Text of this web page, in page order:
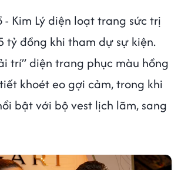
- Kim Lý diện loạt trang sức trị
tỷ đồng khi tham dự sự kiện.
trí” diện trang phục màu hồng
khoét eo gợi cảm, trong khi
bật với bộ vest lịch lãm, sang